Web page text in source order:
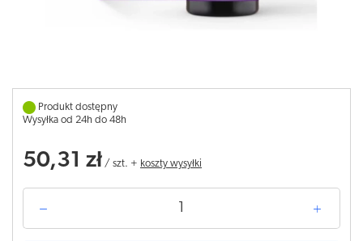
Produkt dostępny
Wysyłka od 24h do 48h
50,31 zł / szt. + koszty wysyłki